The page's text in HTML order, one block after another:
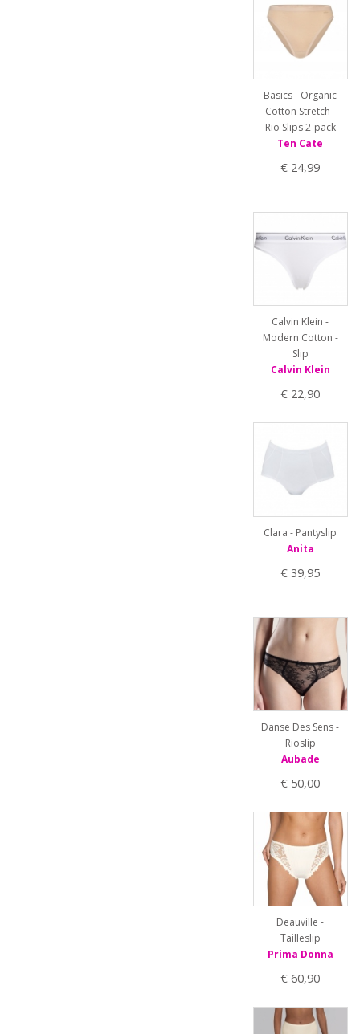
Basics - Organic
Cotton Stretch -
Rio Slips 2-pack
Ten Cate
€ 24,99
Calvin Klein -
Modern Cotton -
Slip
Calvin Klein
€ 22,90
Clara - Pantyslip
Anita
€ 39,95
Danse Des Sens -
Rioslip
Aubade
€ 50,00
Deauville -
Tailleslip
Prima Donna
€ 60,90